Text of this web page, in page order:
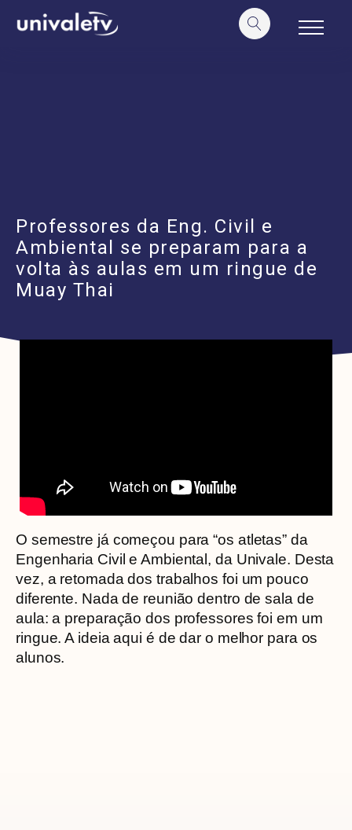
conteúdo
Professores da Eng. Civil e
Ambiental se preparam para a
volta às aulas em um ringue de
Muay Thai
O semestre já começou para “os atletas” da
Engenharia Civil e Ambiental, da Univale. Desta
vez, a retomada dos trabalhos foi um pouco
diferente. Nada de reunião dentro de sala de
aula: a preparação dos professores foi em um
ringue. A ideia aqui é de dar o melhor para os
alunos.